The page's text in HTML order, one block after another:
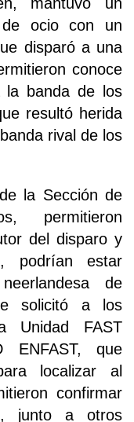
ocio con un
disparó a una
conoce
la banda de los
resultó herida
rival de los
la Sección de
permitieron
del disparo y
podrían estar
de
solicitó a los
Unidad FAST
que
localizar al
confirmar
junto a otros